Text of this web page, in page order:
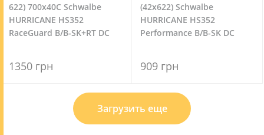
622) 700x40C Schwalbe
HURRICANE HS352
RaceGuard B/B-SK+RT DC
1350 грн
(42x622) Schwalbe
HURRICANE HS352
Performance B/B-SK DC
909 грн
Загрузить еще